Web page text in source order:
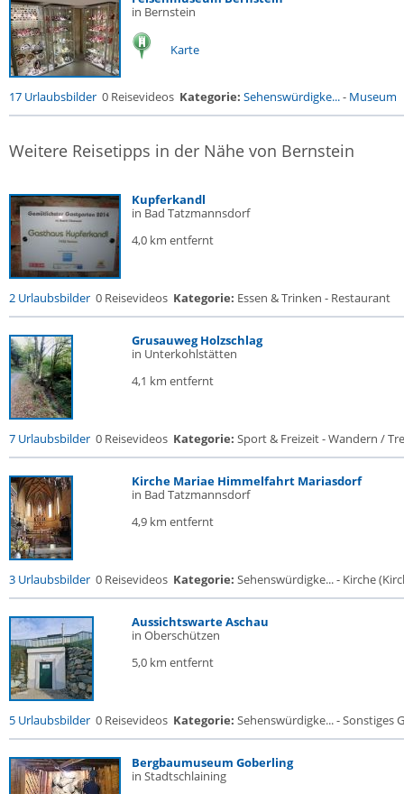
in Bernstein
Karte
17 Urlaubsbilder 0 Reisevideos Kategorie: Sehenswürdigke...- Museum
Weitere Reisetipps in der Nähe von Bernstein
Kupferkandl
in Bad Tatzmannsdorf
4,0 km entfernt
2 Urlaubsbilder 0 Reisevideos Kategorie: Essen & Trinken - Restaurant
Grusauweg Holzschlag
in Unterkohlstätten
4,1 km entfernt
7 Urlaubsbilder 0 Reisevideos Kategorie: Sport & Freizeit - Wandern /
Kirche Mariae Himmelfahrt Mariasdorf
in Bad Tatzmannsdorf
4,9 km entfernt
3 Urlaubsbilder 0 Reisevideos Kategorie: Sehenswürdigke... - Kirche
Aussichtswarte Aschau
in Oberschützen
5,0 km entfernt
5 Urlaubsbilder 0 Reisevideos Kategorie: Sehenswürdigke... - Sonstiges
Bergbaumuseum Goberling
in Stadtschlaining